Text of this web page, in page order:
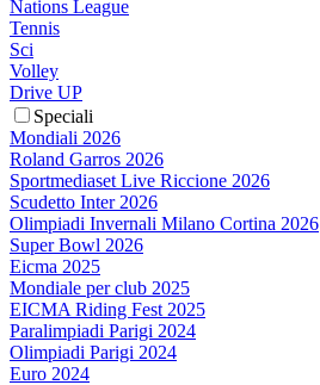
Nations League
Tennis
Sci
Volley
Drive UP
Speciali
Mondiali 2026
Roland Garros 2026
Sportmediaset Live Riccione 2026
Scudetto Inter 2026
Olimpiadi Invernali Milano Cortina 2026
Super Bowl 2026
Eicma 2025
Mondiale per club 2025
EICMA Riding Fest 2025
Paralimpiadi Parigi 2024
Olimpiadi Parigi 2024
Euro 2024